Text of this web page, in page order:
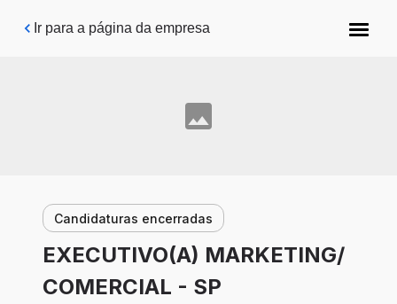
Pular para o conteúdo principal
Ir para a página da empresa
Candidaturas encerradas
EXECUTIVO(A) MARKETING/
COMERCIAL - SP